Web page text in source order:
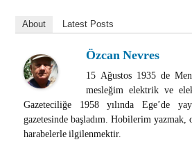
About Latest Posts
Özcan Nevres
15 Ağustos 1935 de
mesleğim elektrik ve
Gazeteciliğe 1958 yılında Ege’de
gazetesinde başladım. Hobilerim
harabelerle ilgilenmektir.